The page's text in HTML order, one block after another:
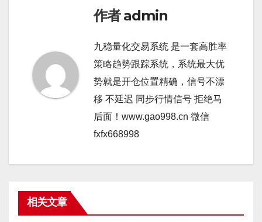
作者admin
九稳量化交易系统 是一套高胜率
策略趋势跟踪系统，系统最大优
势就是开仓位置精确，信号不漂
移 不延迟 同步行情信号 拒绝马
后面！www.gao998.cn 微信
fxfx668998
相关文章